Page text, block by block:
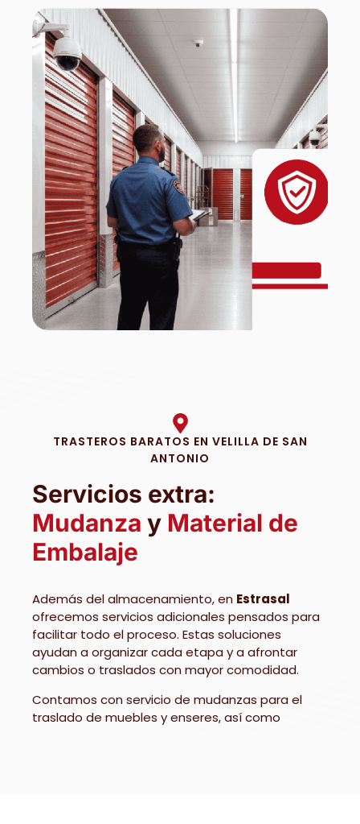
TRASTEROS BARATOS EN VELILLA DE SAN
ANTONIO
Servicios extra:
Mudanza y Material de
Embalaje
Además del almacenamiento, en Estrasal
ofrecemos servicios adicionales pensados para
facilitar todo el proceso. Estas soluciones
ayudan a organizar cada etapa y a afrontar
cambios o traslados con mayor comodidad.
Contamos con servicio de mudanzas para el
traslado de muebles y enseres, así como